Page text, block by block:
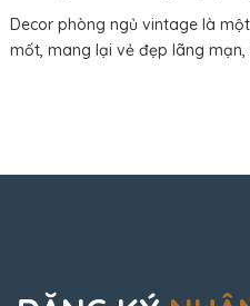
Decor phòng ngủ vintage là
mốt, mang lại vẻ đẹp lãng mạn,